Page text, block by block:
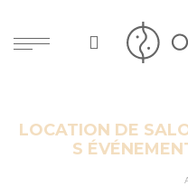
LOCATION DE
S